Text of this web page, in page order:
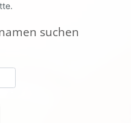
suchen
suchen